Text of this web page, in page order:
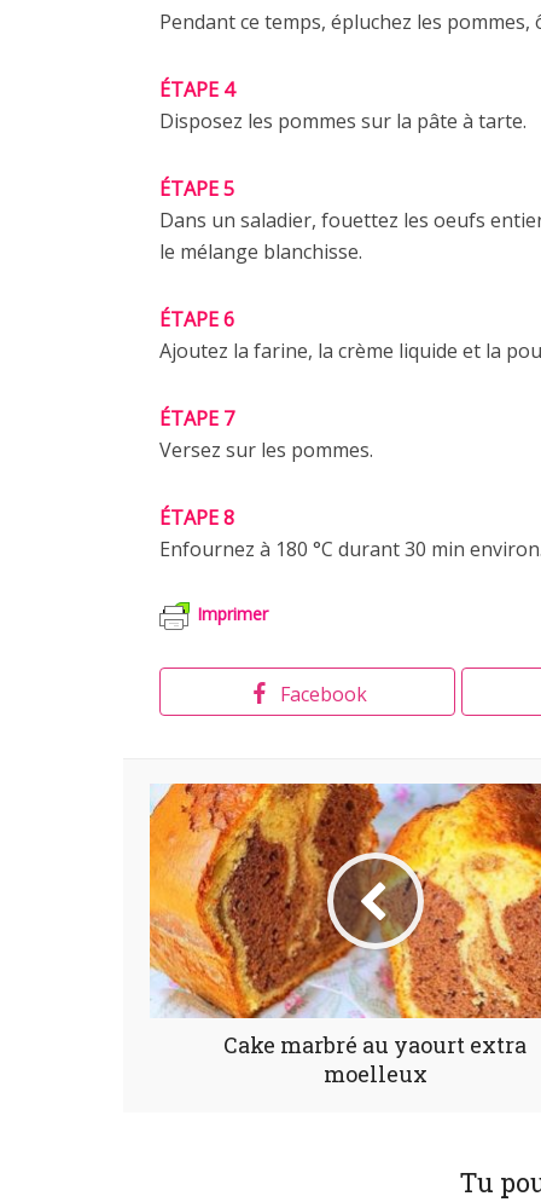
Pendant ce temps, épluchez les
ÉTAPE 4
Disposez les pommes sur la pâte à tarte.
ÉTAPE 5
Dans un saladier, fouettez les oeufs
le mélange blanchisse.
ÉTAPE 6
Ajoutez la farine, la crème liquide et la
ÉTAPE 7
Versez sur les pommes.
ÉTAPE 8
Enfournez à 180 °C durant 30 min environ.
Imprimer
Facebook
Cake marbré au yaourt extra
moelleux
Tu